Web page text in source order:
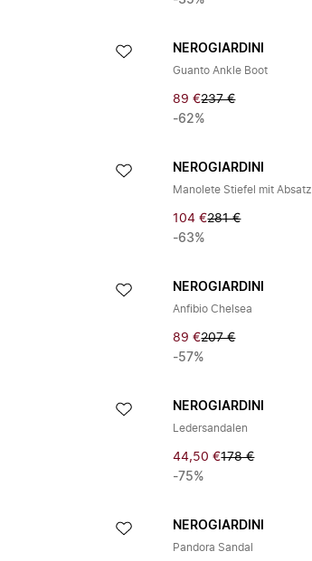
NEROGIARDINI
Guanto Ankle Boot
89 €237 €
-62%
NEROGIARDINI
Manolete Stiefel mit Absatz
104 €281 €
-63%
NEROGIARDINI
Anfibio Chelsea
89 €207 €
-57%
NEROGIARDINI
Ledersandalen
44,50 €178 €
-75%
NEROGIARDINI
Pandora Sandal